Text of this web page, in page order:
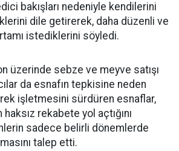
bakışları nedeniyle kendilerini
dile getirerek, daha düzenli ve
istediklerini söyledi.
üzerinde sebze ve meyve satışı
da esnafın tepkisine neden
işletmesini sürdüren esnaflar,
haksız rekabete yol açtığını
sadece belirli dönemlerde
talep etti.